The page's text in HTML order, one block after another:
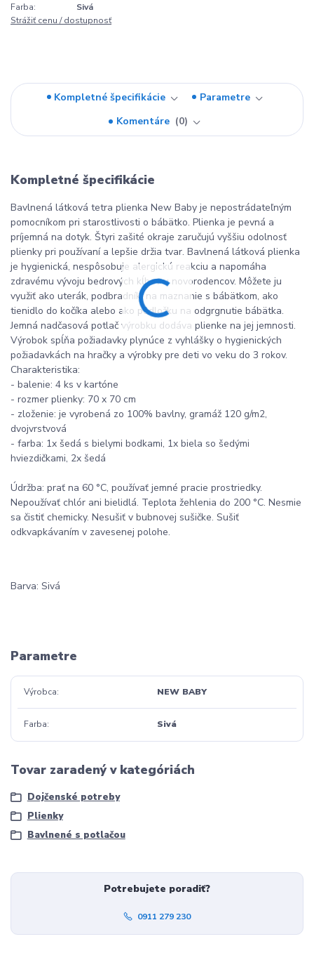
Farba:
Sivá
Strážiť cenu / dostupnosť
Kompletné špecifikácie
Parametre
Komentáre
0
Kompletné špecifikácie
Bavlnená látková tetra plienka New Baby je nepostrádateľným
pomocníkom pri starostlivosti o bábätko. Plienka je pevná a
príjemná na dotyk. Štyri zašité okraje zaručujú vyššiu odolnosť
plienky pri používaní a lepšie držia tvar. Bavlnená látková plienka
je hygienická, nespôsobuje alergickú reakciu a napomáha
zdravému vývoju bedrových kĺbov u novorodencov. Môžete ju
využiť ako uterák, podbradník, na maznanie s bábätkom, ako
tienidlo do kočíka alebo ako podložku na odgrgnutie bábätka.
Jemná nadčasová potlač výrobku dodáva plienke na jej jemnosti.
Výrobok spĺňa požiadavky plynúce z vyhlášky o hygienických
požiadavkách na hračky a výrobky pre deti vo veku do 3 rokov.
Charakteristika:
- balenie: 4 ks v kartóne
- rozmer plienky: 70 x 70 cm
- zloženie: je vyrobená zo 100% bavlny, gramáž 120 g/m2,
dvojvrstvová
- farba: 1x šedá s bielymi bodkami, 1x biela so šedými
hviezdičkami, 2x šedá
Údržba: prať na 60 °C, používať jemné pracie prostriedky.
Nepoužívať chlór ani bielidlá. Teplota žehlenia do 200 °C. Nesmie
sa čistiť chemicky. Nesušiť v bubnovej sušičke. Sušiť
odkvapkávaním v zavesenej polohe.
Barva: Sivá
Parametre
Výrobca NEW BABY
Farba Sivá
Tovar zaradený v kategóriách
Dojčenské potreby
Plienky
Bavlnené s potlačou
Potrebujete poradiť?
0911 279 230